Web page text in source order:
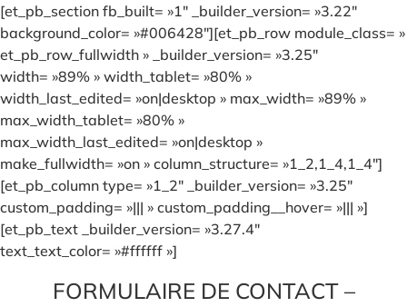
[et_pb_section fb_built= »1″ _builder_version= »3.22″
background_color= »#006428″][et_pb_row module_class= »
et_pb_row_fullwidth » _builder_version= »3.25″
width= »89% » width_tablet= »80% »
width_last_edited= »on|desktop » max_width= »89% »
max_width_tablet= »80% »
max_width_last_edited= »on|desktop »
make_fullwidth= »on » column_structure= »1_2,1_4,1_4″]
[et_pb_column type= »1_2″ _builder_version= »3.25″
custom_padding= »||| » custom_padding__hover= »||| »]
[et_pb_text _builder_version= »3.27.4″
text_text_color= »#ffffff »]
FORMULAIRE DE CONTACT –